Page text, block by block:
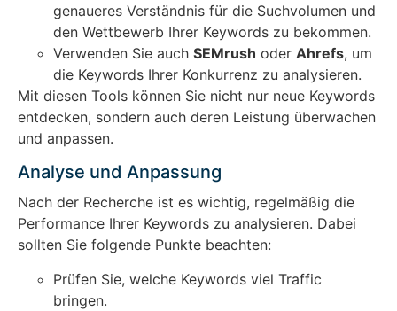
genaueres Verständnis für die Suchvolumen und
den Wettbewerb Ihrer Keywords zu bekommen.
Verwenden Sie auch SEMrush oder Ahrefs, um
die Keywords Ihrer Konkurrenz zu analysieren.
Mit diesen Tools können Sie nicht nur neue Keywords
entdecken, sondern auch deren Leistung überwachen
und anpassen.
Analyse und Anpassung
Nach der Recherche ist es wichtig, regelmäßig die
Performance Ihrer Keywords zu analysieren. Dabei
sollten Sie folgende Punkte beachten:
Prüfen Sie, welche Keywords viel Traffic
bringen.